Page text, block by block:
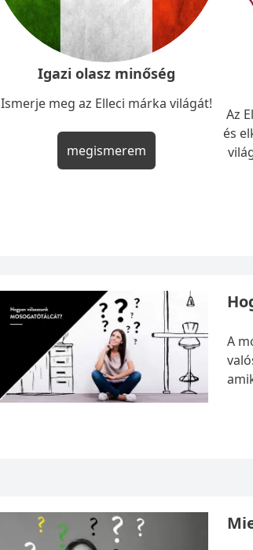
Igazi olasz minőség
Ismerje meg az Elleci márka világát!
megismerem
Az
és
A